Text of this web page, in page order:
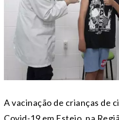
A vacinação de crianças de